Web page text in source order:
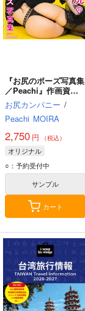
『お尻のポーズ写真集
／Peachi』作画資
料・ポーズ集
お尻カンパニー /
Peachi MOIRA
2,750 円 （税込）
オリジナル
○：予約受付中
サンプル
カート